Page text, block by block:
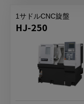
1サドルCNC旋盤
HJ-250